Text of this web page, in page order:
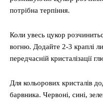
потрібна терпіння.
Коли увесь цукор
вогню. Додайте 2-3 краплі
передчасній кристалізації
Для кольорових кристалів
барвника. Червоні, сині,